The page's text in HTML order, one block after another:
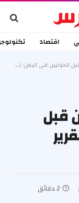
اقتصاد
29 من قبل
2 دقائق